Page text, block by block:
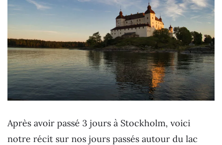
Après avoir passé 3 jours à Stockholm, voici
notre récit sur nos jours passés autour du lac